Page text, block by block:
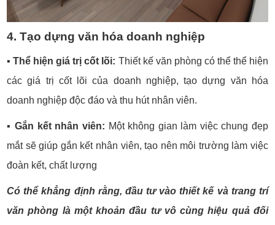
4. Tạo dựng văn hóa doanh nghiệp
▪️Thể hiện giá trị cốt lõi: Thiết kế văn phòng có thể thể hiện
các giá trị cốt lõi của doanh nghiệp, tạo dựng văn hóa
doanh nghiệp độc đáo và thu hút nhân viên.
▪️Gắn kết nhân viên: Một không gian làm việc chung đẹp
mắt sẽ giúp gắn kết nhân viên, tạo nên môi trường làm việc
đoàn kết, chất lượng
Có thể khẳng định rằng, đầu tư vào thiết kế và trang trí
văn phòng là một khoản đầu tư vô cùng hiệu quả đối